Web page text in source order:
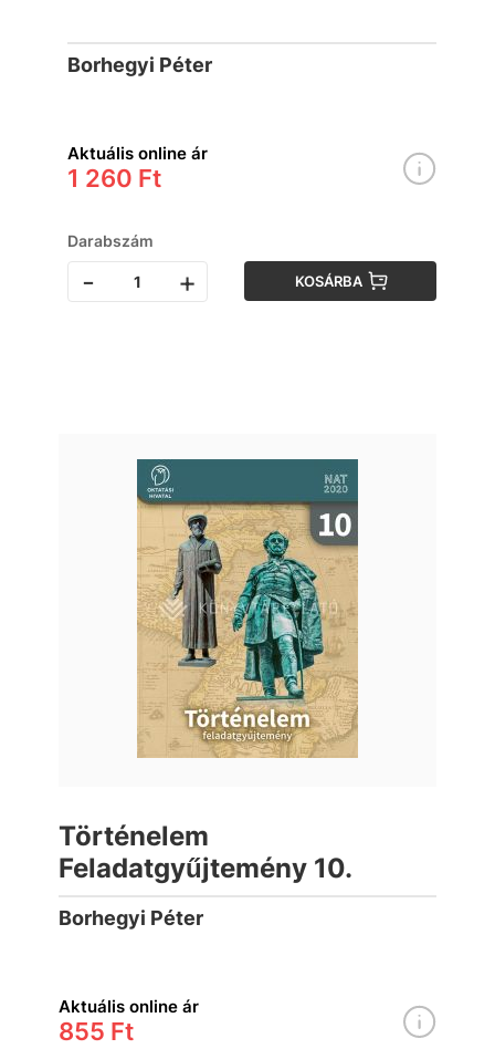
Borhegyi Péter
Aktuális online ár
1 260 Ft
Darabszám
- + KOSÁRBA
Történelem
Feladatgyűjtemény 10.
Borhegyi Péter
Aktuális online ár
855 Ft